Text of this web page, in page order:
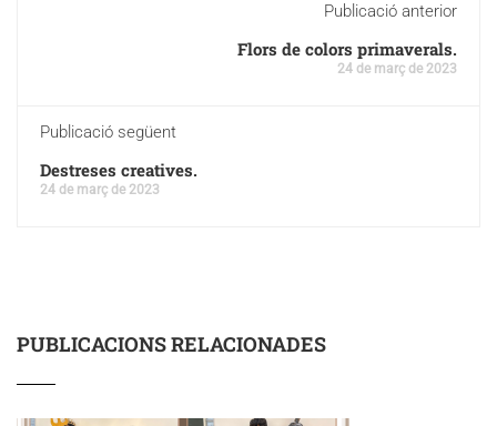
Publicació anterior
Flors de colors primaverals.
24 de març de 2023
Publicació següent
Destreses creatives.
24 de març de 2023
PUBLICACIONS RELACIONADES